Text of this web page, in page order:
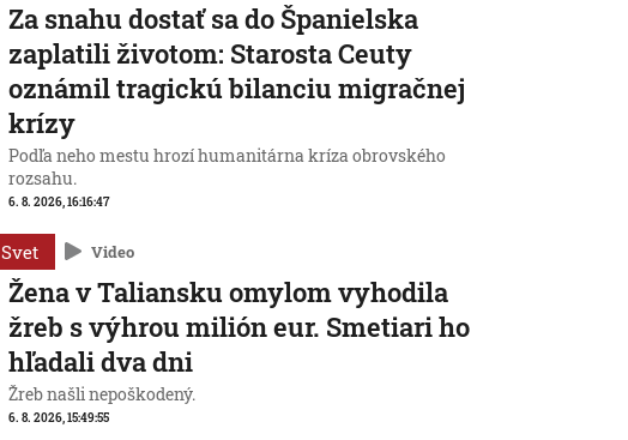
Za snahu dostať sa do Španielska
zaplatili životom: Starosta Ceuty
oznámil tragickú bilanciu migračnej
krízy
Podľa neho mestu hrozí humanitárna kríza obrovského
rozsahu.
6. 8. 2026, 16:16:47
Svet Video
Žena v Taliansku omylom vyhodila
žreb s výhrou milión eur. Smetiari ho
hľadali dva dni
Žreb našli nepoškodený.
6. 8. 2026, 15:49:55